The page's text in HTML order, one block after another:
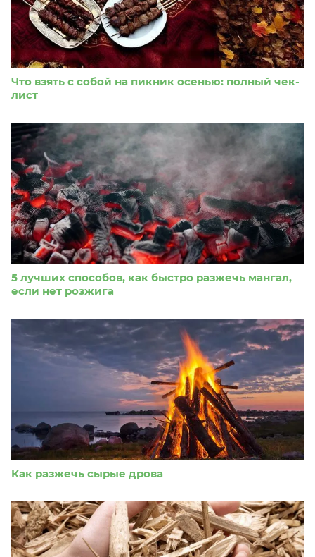
Что взять с собой на пикник осенью: полный чек-
лист
5 лучших способов, как быстро разжечь мангал,
если нет розжига
Как разжечь сырые дрова